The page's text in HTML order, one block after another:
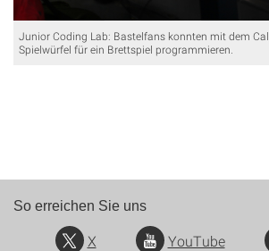
Junior Coding Lab: Bastelfans konnten mit dem
Spielwürfel für ein Brettspiel programmieren.
So erreichen Sie uns
X YouTube